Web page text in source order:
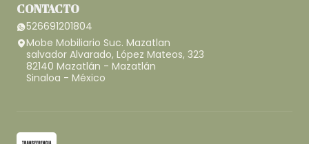
CONTACTO
526691201804
Mobe Mobiliario Suc. Mazatlan
salvador Alvarado, López Mateos, 323
82140 Mazatlán - Mazatlán
Sinaloa - México